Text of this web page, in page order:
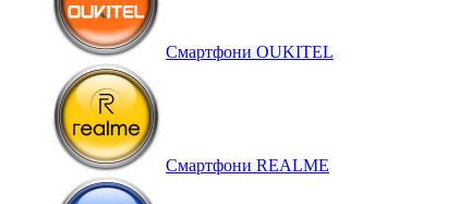
Смартфони OUKITEL
Смартфони REALME